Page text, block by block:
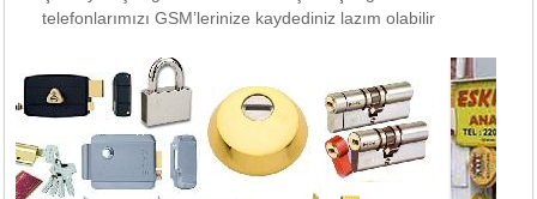
telefonlarımızı GSM’lerinize kaydediniz lazım olabilir